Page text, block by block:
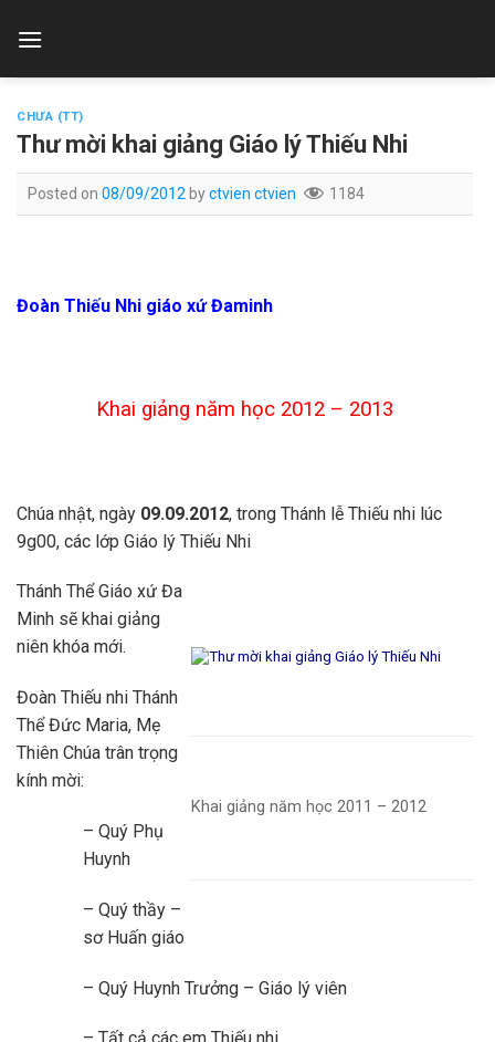
CHƯA (TT)
Thư mời khai giảng Giáo lý Thiếu Nhi
Posted on 08/09/2012 byctvien ctvien 1184
Đoàn Thiếu Nhi giáo xứ Đaminh
Khai giảng năm học 2012 – 2013
Chúa nhật, ngày 09.09.2012, trong Thánh lễ Thiếu nhi lúc
9g00, các lớp Giáo lý Thiếu Nhi
Khai giảng năm học 2011 – 2012
Thánh Thể Giáo xứ Đa
Minh sẽ khai giảng
niên khóa mới.
Đoàn Thiếu nhi Thánh
Thể Đức Maria, Mẹ
Thiên Chúa trân trọng
kính mời:
– Quý Phụ
Huynh
– Quý thầy –
sơ Huấn giáo
– Quý Huynh Trưởng – Giáo lý viên